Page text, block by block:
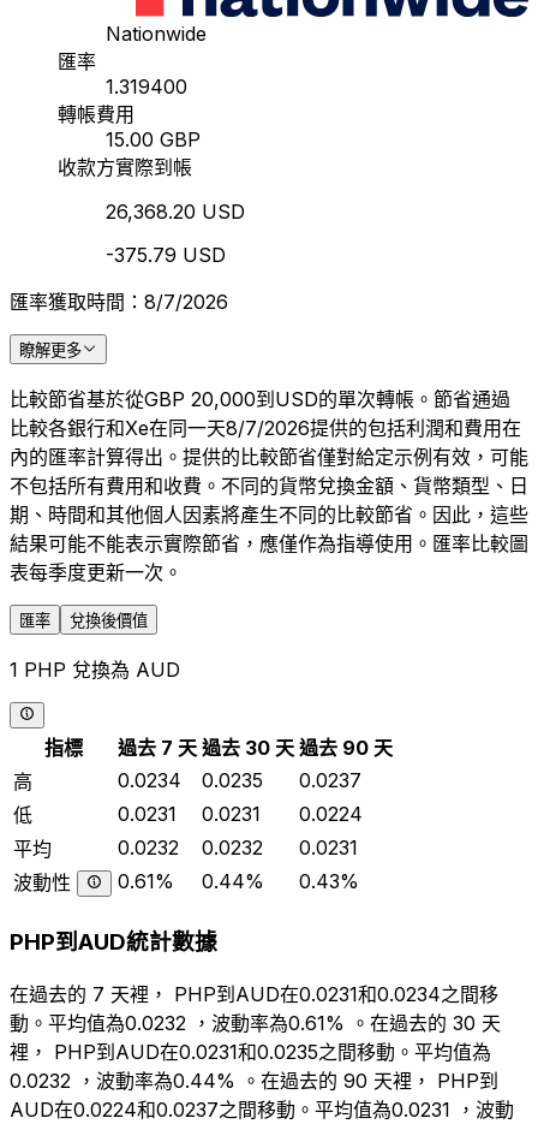
Nationwide
匯率
1.319400
轉帳費用
15.00 GBP
收款方實際到帳
26,368.20 USD
-375.79 USD
匯率獲取時間：8/7/2026
瞭解更多
比較節省基於從GBP 20,000到USD的單次轉帳。節省通過
比較各銀行和Xe在同一天8/7/2026提供的包括利潤和費用在
內的匯率計算得出。提供的比較節省僅對給定示例有效，可能
不包括所有費用和收費。不同的貨幣兌換金額、貨幣類型、日
期、時間和其他個人因素將產生不同的比較節省。因此，這些
結果可能不能表示實際節省，應僅作為指導使用。匯率比較圖
表每季度更新一次。
匯率 兌換後價值
1 PHP 兌換為 AUD
指標 過去 7 天 過去 30 天 過去 90 天
高
0.0234 0.0235
0.0237
低
0.0231 0.0231
0.0224
平均
0.0232 0.0232
0.0231
波動性
0.61% 0.44% 0.43%
PHP到AUD統計數據
在過去的 7 天裡， PHP到AUD在0.0231和0.0234之間移
動。平均值為0.0232 ，波動率為0.61% 。在過去的 30 天
裡， PHP到AUD在0.0231和0.0235之間移動。平均值為
0.0232 ，波動率為0.44% 。在過去的 90 天裡， PHP到
AUD在0.0224和0.0237之間移動。平均值為0.0231 ，波動